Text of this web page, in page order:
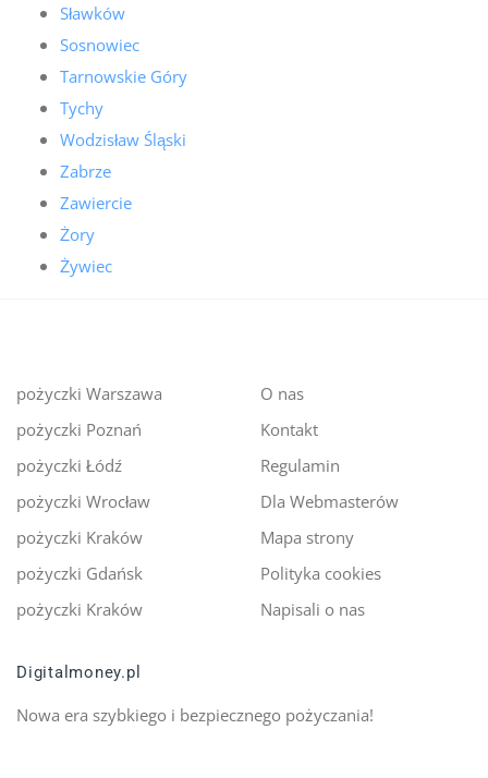
Sławków
Sosnowiec
Tarnowskie Góry
Tychy
Wodzisław Śląski
Zabrze
Zawiercie
Żory
Żywiec
pożyczki Warszawa
pożyczki Poznań
pożyczki Łódź
pożyczki Wrocław
pożyczki Kraków
pożyczki Gdańsk
pożyczki Kraków
O nas
Kontakt
Regulamin
Dla Webmasterów
Mapa strony
Polityka cookies
Napisali o nas
Digitalmoney.pl
Nowa era szybkiego i bezpiecznego pożyczania!